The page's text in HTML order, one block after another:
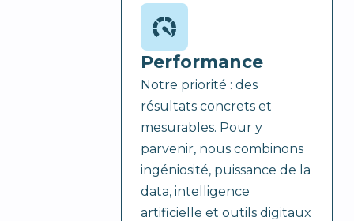
Performance
Notre priorité : des
résultats concrets et
mesurables. Pour y
parvenir, nous combinons
ingéniosité, puissance de la
data, intelligence
artificielle et outils digitaux